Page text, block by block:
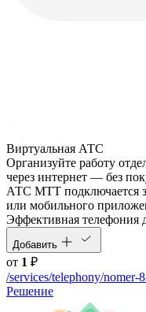
Виртуальная АТС
Организуйте работу
через интернет — без
АТС МТТ подключается
или мобильного
Эффективная телефония
Добавить
от 1 ₽
/services/telephony/nomer-
Решение